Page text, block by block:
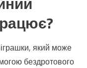
який може
бездротового